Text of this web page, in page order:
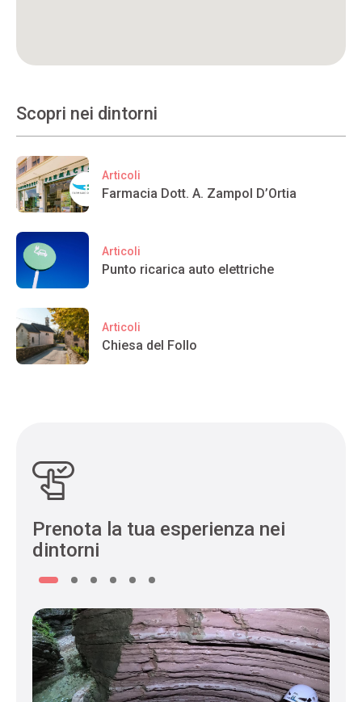
Scopri nei dintorni
Articoli
Farmacia Dott. A. Zampol D’Ortia
Articoli
Punto ricarica auto elettriche
Articoli
Chiesa del Follo
Prenota la tua esperienza nei
dintorni